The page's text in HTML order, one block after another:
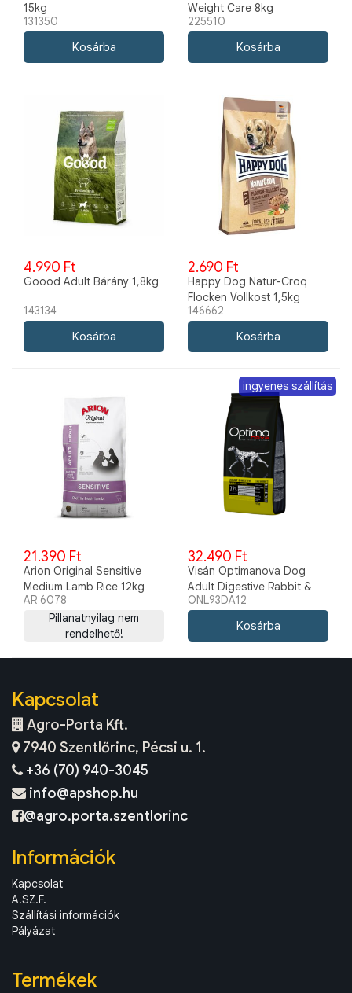
15kg
131350
Weight Care 8kg
225510
4.990 Ft
Goood Adult Bárány 1,8kg
143134
2.690 Ft
Happy Dog Natur-Croq
Flocken Vollkost 1,5kg
146662
21.390 Ft
Arion Original Sensitive
Medium Lamb Rice 12kg
AR 6078
Pillanatnyilag nem
rendelhető!
ingyenes szállítás
32.490 Ft
Visán Optimanova Dog
Adult Digestive Rabbit &
Potato 12kg
ONL93DA12
Kapcsolat
Agro-Porta Kft.
7940 Szentlőrinc, Pécsi u. 1.
+36 (70) 940-3045
info@apshop.hu
@agro.porta.szentlorinc
Információk
Kapcsolat
A.SZ.F.
Szállítási információk
Pályázat
Termékek